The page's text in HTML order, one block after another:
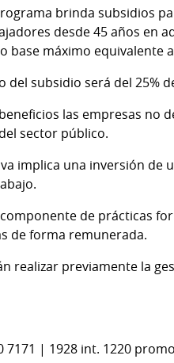
brinda subsidios
desde 45 años en
máximo equivalente
subsidio será del 25%
las empresas
sector público.
implica una inversión de
de prácticas
de forma remunerada.
realizar previamente la
7171 | 1928 int. 1220